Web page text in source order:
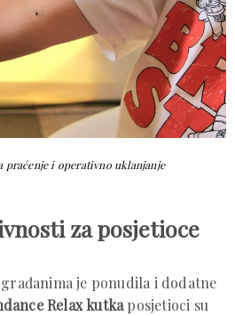
praćenje i operativno uklanjanje
za posjetioce
je ponudila i dodatne
Relax kutkaposjetioci su